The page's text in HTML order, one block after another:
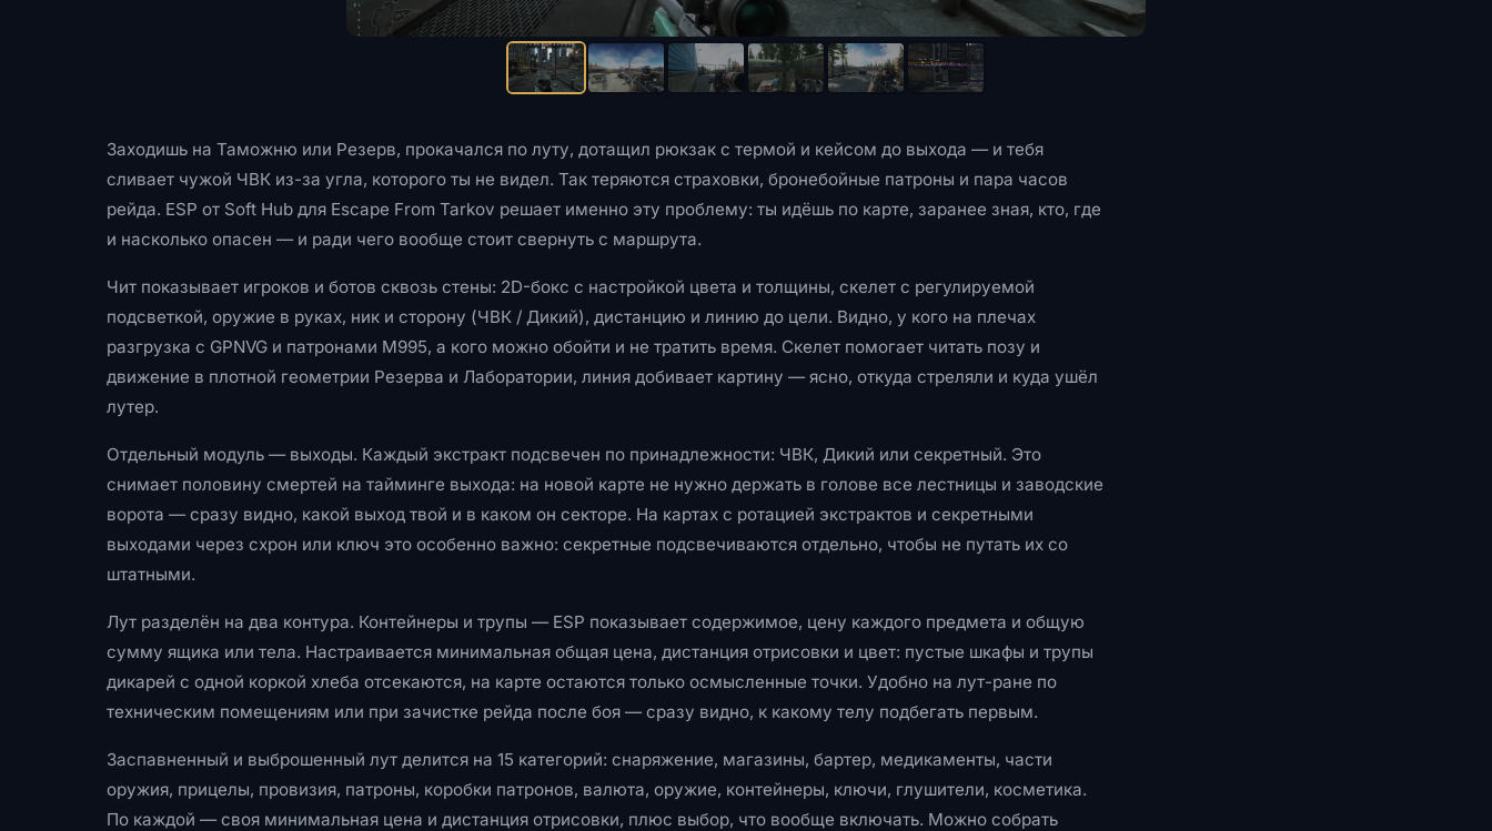
Заходишь на Таможню или Резерв, прокачался по луту, дотащил рюкзак с термой и кейсом до выхода — и тебя
сливает чужой ЧВК из-за угла, которого ты не видел. Так теряются страховки, бронебойные патроны и пара часов
рейда. ESP от Soft Hub для Escape From Tarkov решает именно эту проблему: ты идёшь по карте, заранее зная, кто, где
и насколько опасен — и ради чего вообще стоит свернуть с маршрута.
Чит показывает игроков и ботов сквозь стены: 2D-бокс с настройкой цвета и толщины, скелет с регулируемой
подсветкой, оружие в руках, ник и сторону (ЧВК / Дикий), дистанцию и линию до цели. Видно, у кого на плечах
разгрузка с GPNVG и патронами M995, а кого можно обойти и не тратить время. Скелет помогает читать позу и
движение в плотной геометрии Резерва и Лаборатории, линия добивает картину — ясно, откуда стреляли и куда ушёл
лутер.
Отдельный модуль — выходы. Каждый экстракт подсвечен по принадлежности: ЧВК, Дикий или секретный. Это
снимает половину смертей на тайминге выхода: на новой карте не нужно держать в голове все лестницы и заводские
ворота — сразу видно, какой выход твой и в каком он секторе. На картах с ротацией экстрактов и секретными
выходами через схрон или ключ это особенно важно: секретные подсвечиваются отдельно, чтобы не путать их со
штатными.
Лут разделён на два контура. Контейнеры и трупы — ESP показывает содержимое, цену каждого предмета и общую
сумму ящика или тела. Настраивается минимальная общая цена, дистанция отрисовки и цвет: пустые шкафы и трупы
дикарей с одной коркой хлеба отсекаются, на карте остаются только осмысленные точки. Удобно на лут-ране по
техническим помещениям или при зачистке рейда после боя — сразу видно, к какому телу подбегать первым.
Заспавненный и выброшенный лут делится на 15 категорий: снаряжение, магазины, бартер, медикаменты, части
оружия, прицелы, провизия, патроны, коробки патронов, валюта, оружие, контейнеры, ключи, глушители, косметика.
По каждой — своя минимальная цена и дистанция отрисовки, плюс выбор, что вообще включать. Можно собрать